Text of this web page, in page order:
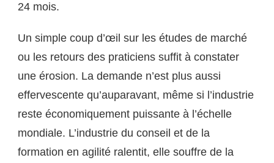
24 mois.
Un simple coup d’œil sur les études de marché
ou les retours des praticiens suffit à constater
une érosion. La demande n’est plus aussi
effervescente qu’auparavant, même si l’industrie
reste économiquement puissante à l’échelle
mondiale. L’industrie du conseil et de la
formation en agilité ralentit, elle souffre de la